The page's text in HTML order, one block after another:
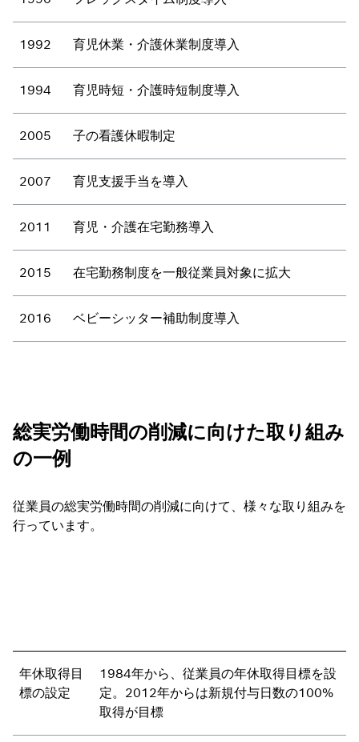
1992 育児休業・介護休業制度導入
1994 育児時短・介護時短制度導入
2005 子の看護休暇制定
2007 育児支援手当を導入
2011 育児・介護在宅勤務導入
2015 在宅勤務制度を一般従業員対象に拡大
2016 ベビーシッター補助制度導入
総実労働時間の削減に向けた取り組み
の一例
従業員の総実労働時間の削減に向けて、様々な取り組みを
行っています。
年休取得目
標の設定
1984年から、従業員の年休取得目標を設
定。2012年からは新規付与日数の100%
取得が目標